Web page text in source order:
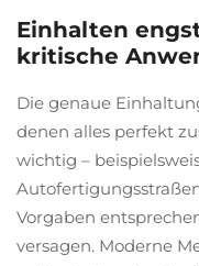
Einhalten
kritische
Die genaue
denen alles perfekt
wichtig –
Vorgaben
versagen. Moderne